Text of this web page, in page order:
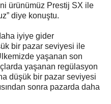
ürünümüz Prestij SX ile
diye konuştu.
iyiye gider
bir pazar seviyesi ile
yaşanan son
yaşanan regülasyon
düşük bir pazar seviyesi
sonra pazarda daha